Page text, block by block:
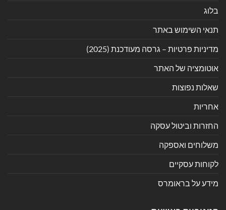
בלוג
תנאי השימוש באתר
מדיניות פרטיות – גרסה מעודכנת (2025)
אוטומציה של האתר
שאלות נפוצות
אחריות
החזרות וביטול עסקה
משלוחים ואספקה
לקוחות עסקיים
מידע על בראומרס